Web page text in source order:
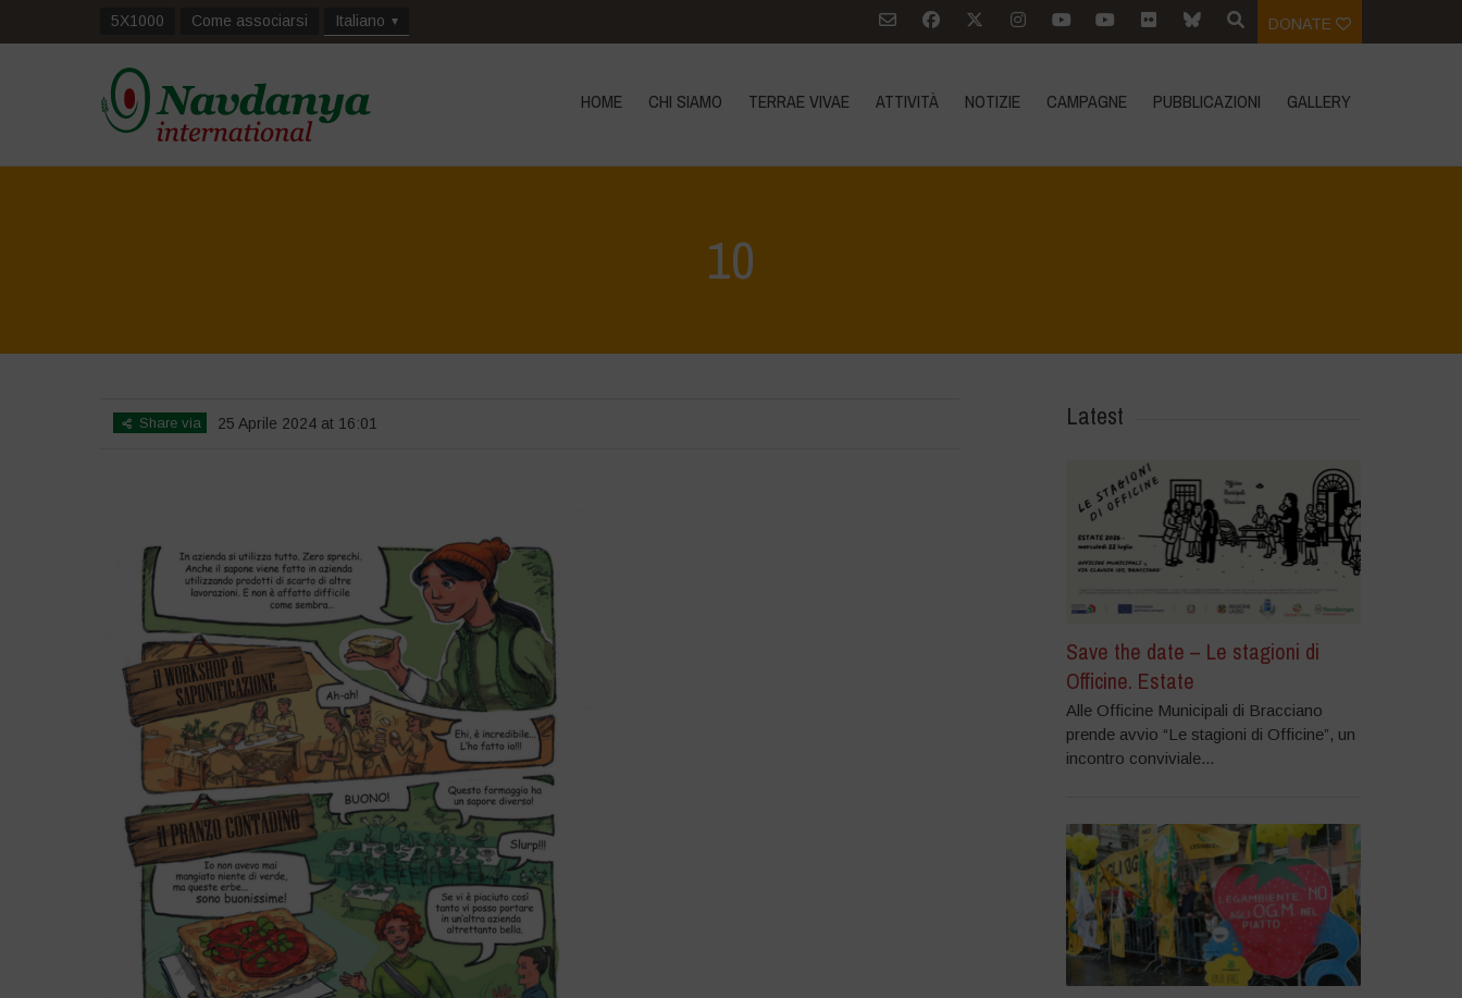
5X1000 Come associarsi Italiano DONATE
HOME CHI SIAMO TERRAE VIVAE ATTIVITÀ NOTIZIE CAMPAGNE PUBBLICAZIONI GALLERY
10
Share via 25 Aprile 2024 at 16:01 Latest
Save the date – Le stagioni di
Officine. Estate
Alle Officine Municipali di Bracciano
prende avvio “Le stagioni di Officine”, un
incontro conviviale...